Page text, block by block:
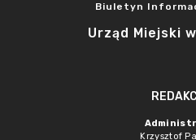
Biuletyn
Urząd Miejski
Krzysztof